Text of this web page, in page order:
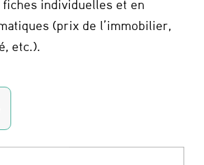
fiches individuelles et en
(prix de l’immobilier,
etc.).